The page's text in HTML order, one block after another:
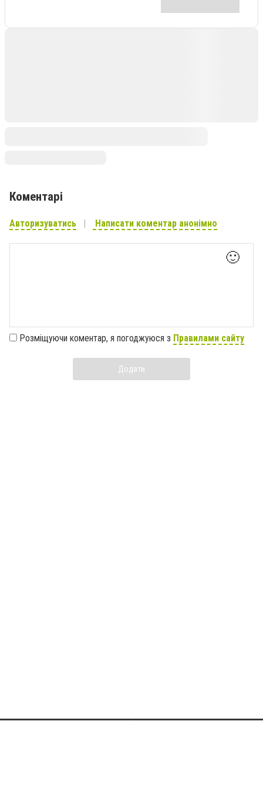
Коментарі
Авторизуватись Написати коментар анонімно
🙂
Розміщуючи коментар, я погоджуюся з Правилами сайту
Додати